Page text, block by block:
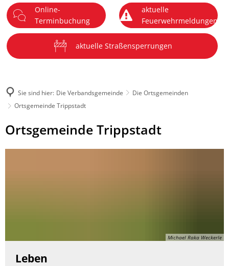
Menü
Online-
Terminbuchung
aktuelle
Feuerwehrmeldungen
aktuelle Straßensperrungen
Sie sind hier: Die Verbandsgemeinde
Die Ortsgemeinden
Ortsgemeinde Trippstadt
Ortsgemeinde
Trippstadt
Ortsgemeinde Trippstadt
Michael Raka Weckerle
Leben